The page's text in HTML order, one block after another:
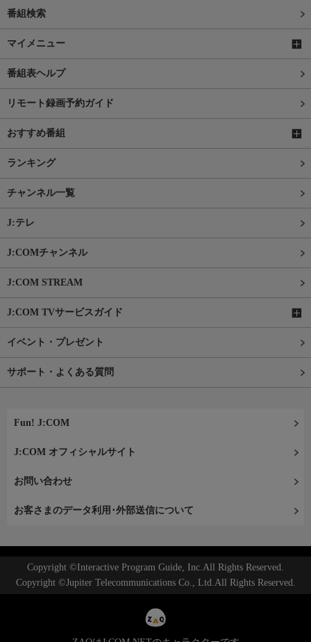
番組検索
マイメニュー
番組表ヘルプ
リモート録画予約ガイド
おすすめ番組
ランキング
チャンネル一覧
J:テレ
J:COMチャンネル
J:COM STREAM
J:COM TVサービスガイド
イベント・プレゼント
サポート・よくある質問
Fun! J:COM
J:COM オフィシャルサイト
お問い合わせ
お客さまのデータ利用･外部送信について
Copyright ©Interactive Program Guide, Inc.All Rights Reserved.
Copyright ©Jupiter Telecommunications Co., Ltd.All Rights Reserved.